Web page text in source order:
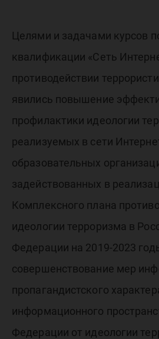
Целями и задачами курсов
квалификации «Сеть
противодействии
явились повышение
профилактики идеологии
реализуемых в сети
образовательных
задействованных в
Комплексного плана
идеологии терроризма в
Федерации на 2019-2023
совершенствование мер
пропагандистского
информационного
Федерации от идеологии